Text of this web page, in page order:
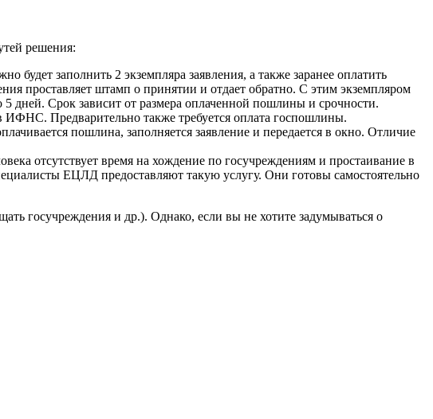
решения:
заполнить 2 экземпляра заявления, а также заранее оплатить
проставляет штамп о принятии и отдает обратно. С этим экземпляром
5 дней. Срок зависит от размера оплаченной пошлины и срочности.
ИФНС. Предварительно также требуется оплата госпошлины.
пошлина, заполняется заявление и передается в окно. Отличие
отсутствует время на хождение по госучреждениям и простаивание в
ЕЦЛД предоставляют такую услугу. Они готовы самостоятельно
госучреждения и др.). Однако, если вы не хотите задумываться о